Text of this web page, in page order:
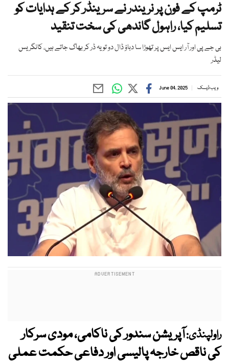
ٹرمپ کے فون پر نریندر نے سرینڈر کر کے ہدایات کو
تسلیم کیا، راہول گاندھی کی سخت تنقید
بی جے پی اور آر ایس ایس پر تھوڑا سا دباؤ ڈال دو تو یہ ڈر کر بھاگ جاتے ہیں، کانگریس
لیڈر
ویب ڈیسک June 04, 2025
راولپنڈی:آپریشن سندور کی ناکامی، مودی سرکار
کی ناقص خارجہ پالیسی اور دفاعی حکمت عملی